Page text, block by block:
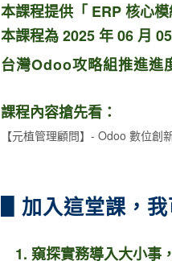
本課程提供「 ERP 核心
本課程為 2025 年 06 月
台灣Odoo攻略組推進進
課程內容搶先看：
【元植管理顧問】- Odoo 數位創
▋加入這堂課，
1. 窺探實務導入大小事